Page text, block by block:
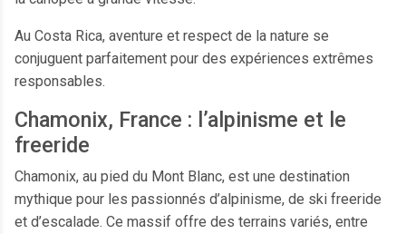
Au Costa Rica, aventure et respect de la nature se
conjuguent parfaitement pour des expériences extrêmes
responsables.
Chamonix, France : l’alpinisme et le
freeride
Chamonix, au pied du Mont Blanc, est une destination
mythique pour les passionnés d’alpinisme, de ski freeride
et d’escalade. Ce massif offre des terrains variés, entre